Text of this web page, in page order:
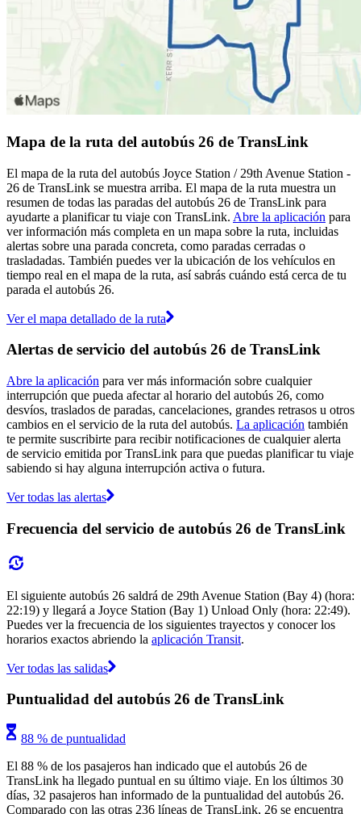
Mapa de la ruta del autobús 26 de TransLink
El mapa de la ruta del autobús Joyce Station / 29th Avenue Station -
26 de TransLink se muestra arriba. El mapa de la ruta muestra un
resumen de todas las paradas del autobús 26 de TransLink para
ayudarte a planificar tu viaje con TransLink. Abre la aplicación para
ver información más completa en un mapa sobre la ruta, incluidas
alertas sobre una parada concreta, como paradas cerradas o
trasladadas. También puedes ver la ubicación de los vehículos en
tiempo real en el mapa de la ruta, así sabrás cuándo está cerca de tu
parada el autobús 26.
Ver el mapa detallado de la ruta
Alertas de servicio del autobús 26 de TransLink
Abre la aplicación para ver más información sobre cualquier
interrupción que pueda afectar al horario del autobús 26, como
desvíos, traslados de paradas, cancelaciones, grandes retrasos u otros
cambios en el servicio de la ruta del autobús. La aplicación también
te permite suscribirte para recibir notificaciones de cualquier alerta
de servicio emitida por TransLink para que puedas planificar tu viaje
sabiendo si hay alguna interrupción activa o futura.
Ver todas las alertas
Frecuencia del servicio de autobús 26 de TransLink
El siguiente autobús 26 saldrá de 29th Avenue Station (Bay 4) (hora:
22:19) y llegará a Joyce Station (Bay 1) Unload Only (hora: 22:49).
Puedes ver la frecuencia de los siguientes trayectos y conocer los
horarios exactos abriendo la aplicación Transit.
Ver todas las salidas
Puntualidad del autobús 26 de TransLink
88 % de puntualidad
El 88 % de los pasajeros han indicado que el autobús 26 de
TransLink ha llegado puntual en su último viaje. En los últimos 30
días, 32 pasajeros han informado de la puntualidad del autobús 26.
Comparado con las otras 236 líneas de TransLink, 26 se encuentra